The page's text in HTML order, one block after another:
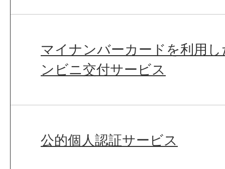
マイナンバーカードを利用
ンビニ交付サービス
公的個人認証サービス